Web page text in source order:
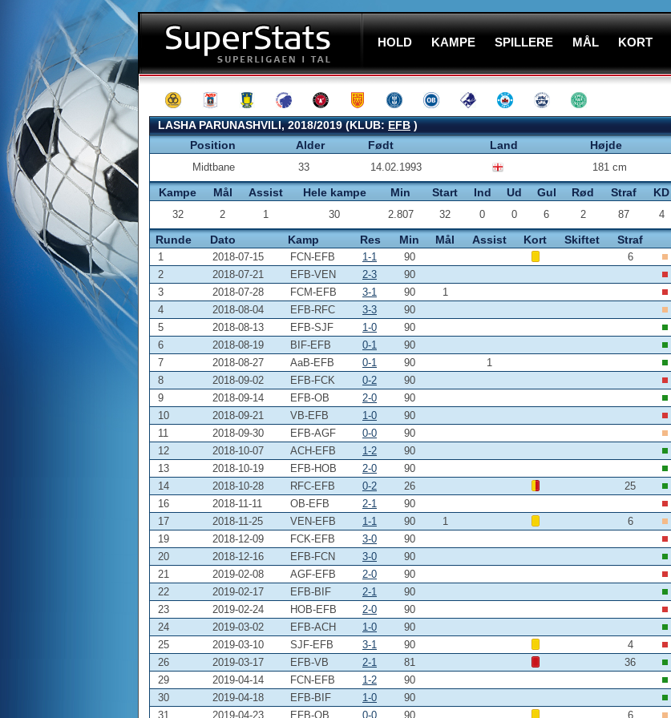
HOLD KAMPE SPILLERE MÅL KORT
LASHA PARUNASHVILI, 2018/2019 (KLUB:EFB)
Position
Alder Født Land Højde
Midtbane 33 14.02.1993 181 cm
Kampe Mål Assist Hele kampe Min Start Ind Ud Gul Rød Straf KD
32 2 1 30 2.807 32 0 0 6 2 87 4
Runde Dato Kamp Res Min Mål Assist Kort Skiftet Straf
1 2018-07-15 FCN-EFB 1-1 90
6
2
2018-07-21 EFB-VEN 2-3
90
3
2018-07-28 FCM-EFB 3-1 90
1
4
2018-08-04 EFB-RFC 3-3
90
5
2018-08-13 EFB-SJF 1-0
90
6
2018-08-19 BIF-EFB 0-1
90
7
2018-08-27 AaB-EFB 0-1 90
1
8
2018-09-02 EFB-FCK 0-2
90
9
2018-09-14 EFB-OB 2-0
90
10
2018-09-21 VB-EFB 1-0
90
11
2018-09-30 EFB-AGF 0-0
90
12
2018-10-07 ACH-EFB 1-2
90
13
2018-10-19 EFB-HOB 2-0
90
14
2018-10-28 RFC-EFB 0-2 26
25
16
2018-11-11 OB-EFB 2-1
90
17
2018-11-25 VEN-EFB 1-1 90 1
6
19
2018-12-09 FCK-EFB 3-0
90
20
2018-12-16 EFB-FCN 3-0
90
21
2019-02-08 AGF-EFB 2-0
90
22
2019-02-17 EFB-BIF 2-1
90
23
2019-02-24 HOB-EFB 2-0
90
24
2019-03-02 EFB-ACH 1-0
90
25
2019-03-10 SJF-EFB 3-1 90
4
26
2019-03-17 EFB-VB 2-1 81
36
29
2019-04-14 FCN-EFB 1-2
90
30
2019-04-18 EFB-BIF 1-0
90
31
2019-04-23 EFB-OB 0-0 90 6